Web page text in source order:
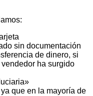
sin documentación
de dinero, si
ha surgido
que en la mayoría de